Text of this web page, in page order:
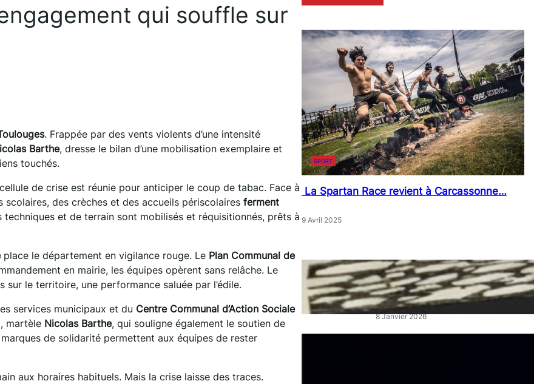
qui souffle sur
. Frappée par des vents violents d’une intensité
Barthe, dresse le bilan d’une mobilisation exemplaire et
touchés.
de crise est réunie pour anticiper le coup de tabac. Face à
scolaires, des crèches et des accueils périscolaires ferment
et de terrain sont mobilisés et réquisitionnés, prêts à
place le département en vigilance rouge. Le Plan Communal de
en mairie, les équipes opèrent sans relâche. Le
sur le territoire, une performance saluée par l’édile.
services municipaux et du Centre Communal d’Action Sociale
martèle Nicolas Barthe, qui souligne également le soutien de
de solidarité permettent aux équipes de rester
aux horaires habituels. Mais la crise laisse des traces.
SPORT
La Spartan Race revient à Carcassonne…
9 Avril 2025
« Artistes en Vitrine »: L’éclat
qui réveille les cœurs de ville
8 Janvier 2026